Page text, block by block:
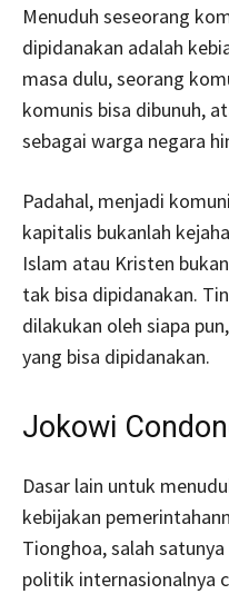
Menuduh seseorang
dipidanakan adalah
masa dulu, seorang
komunis bisa dibunuh,
sebagai warga negara
Padahal, menjadi
kapitalis bukanlah
Islam atau Kristen
tak bisa dipidanakan.
dilakukan oleh siapa
yang bisa dipidanakan.
Jokowi
Dasar lain untuk
kebijakan
Tionghoa, salah
politik internasionalnya